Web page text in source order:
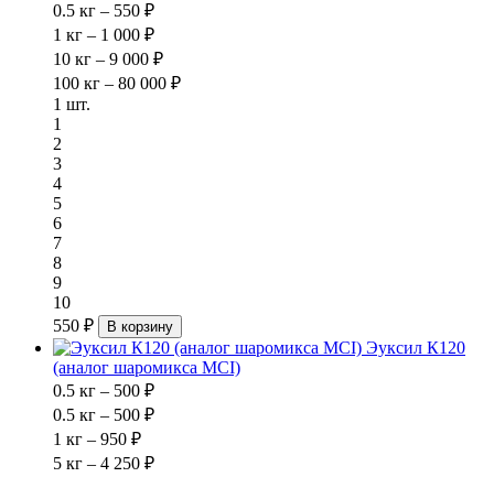
0.5 кг – 550 ₽
1 кг – 1 000 ₽
10 кг – 9 000 ₽
100 кг – 80 000 ₽
1 шт.
1
2
3
4
5
6
7
8
9
10
550 ₽
В корзину
Эуксил К120
(аналог шаромикса MCI)
0.5 кг – 500 ₽
0.5 кг – 500 ₽
1 кг – 950 ₽
5 кг – 4 250 ₽